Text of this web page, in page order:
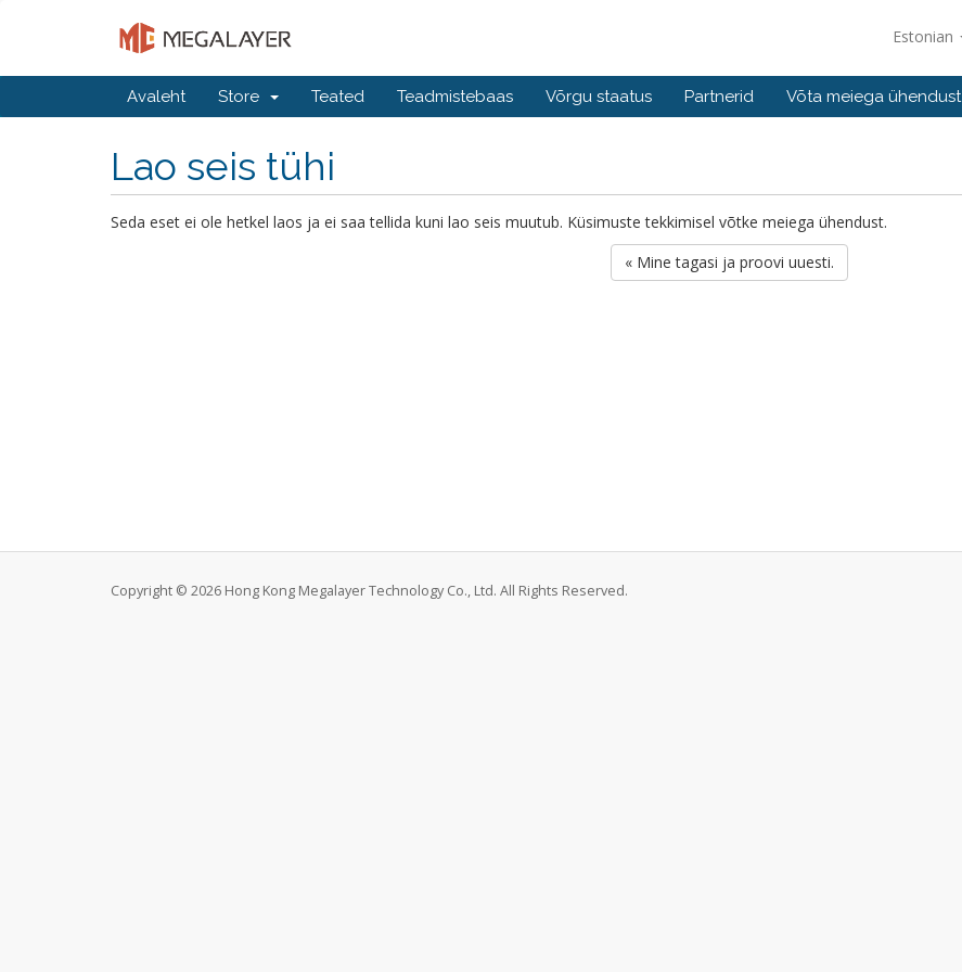
Estonian
Avaleht Store Teated Teadmistebaas Võrgu staatus Partnerid Võta meiega ühendust
Lao seis tühi
Seda eset ei ole hetkel laos ja ei saa tellida kuni lao seis muutub. Küsimuste tekkimisel võtke meiega ühendust.
« Mine tagasi ja proovi uuesti.
Copyright © 2026 Hong Kong Megalayer Technology Co., Ltd. All Rights Reserved.